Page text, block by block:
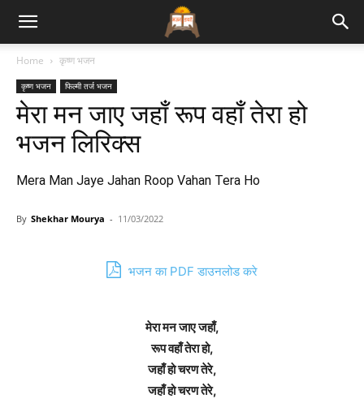
Bhajan
Lyrics
Home कृष्ण भजन
कृष्ण भजन फिल्मी तर्ज भजन
मेरा मन जाए जहाँ रूप वहाँ तेरा हो
भजन लिरिक्स
Mera Man Jaye Jahan Roop Vahan Tera Ho
By Shekhar Mourya - 11/03/2022
भजन का PDF डाउनलोड करे
मेरा मन जाए जहाँ,
रूप वहाँ तेरा हो,
जहाँ हो चरण तेरे,
जहाँ हो चरण तेरे,